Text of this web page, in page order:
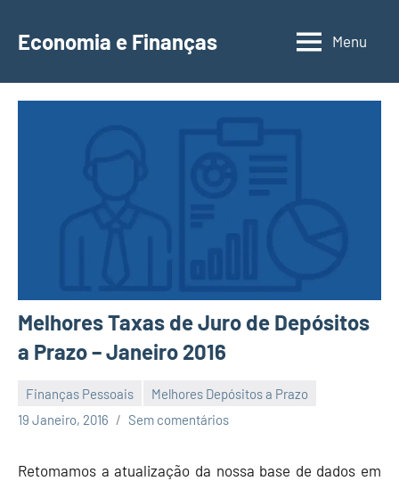
para
conteúdo
Economia e Finanças
Depósitos
Menu
Melhores Taxas de Juro de Depósitos
a Prazo – Janeiro 2016
Finanças Pessoais
Melhores Depósitos a Prazo
19 Janeiro, 2016
Economia
Finanças
Sem comentários
Retomamos a atualização da nossa base de dados em